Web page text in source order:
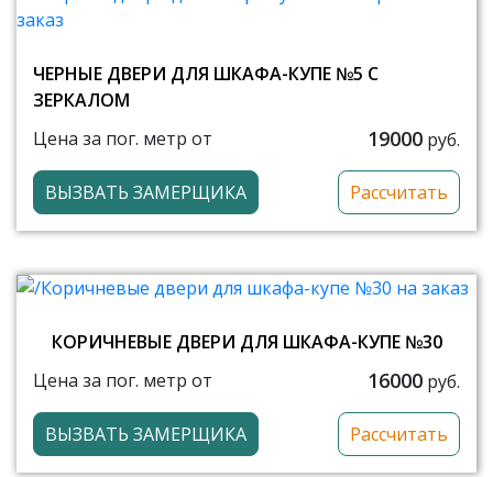
ЧЕРНЫЕ ДВЕРИ ДЛЯ ШКАФА-КУПЕ №5 С
ЗЕРКАЛОМ
Цена за пог. метр от
19000 руб.
ВЫЗВАТЬ ЗАМЕРЩИКА Рассчитать
КОРИЧНЕВЫЕ ДВЕРИ ДЛЯ ШКАФА-КУПЕ №30
Цена за пог. метр от
16000 руб.
ВЫЗВАТЬ ЗАМЕРЩИКА Рассчитать